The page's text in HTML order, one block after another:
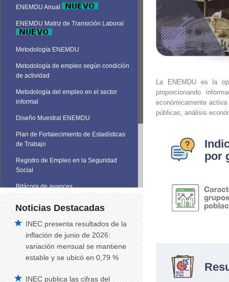
ENEMDU Anual
ENEMDU Matriz de Transición Laboral
Metodología ENEMDU
Metodología de empleo según condición
de actividad
Metodología del empleo en el sector
informal
Diseño Muestral ENEMDU
Plan de Fortalecimiento de Estadísticas
de Trabajo
Registro de Empleo en la Seguridad
Social
Bitácora de avances
Noticias Destacadas
INEC presenta resultados de la
inflación de junio de 2026:
variación mensual se mantiene
estable y se ubicó en 0,79 %
INEC publica las cifras del
La ENEMDU es la
proporcionando
económicamente
públicas, análisis
por